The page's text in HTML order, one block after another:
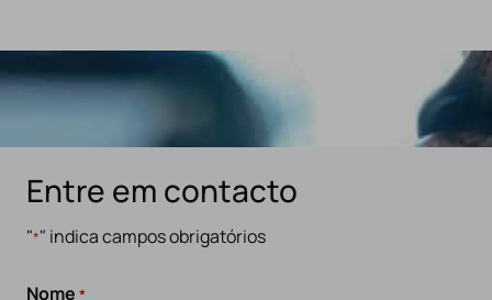
Entre em contacto
"*" indica campos obrigatórios
Nome *